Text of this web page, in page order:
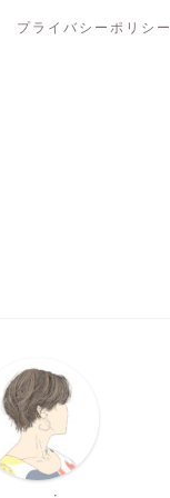
プライバシーポリシー